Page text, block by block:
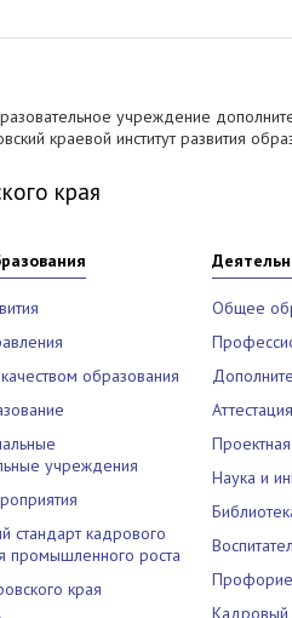
учреждение
краевой институт развития
края
образования
учреждения
стандарт кадрового
промышленного роста
края
Общее
Аттестация
Наука и
Кадровый